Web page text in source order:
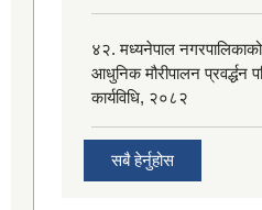
४२. मध्यनेपाल
आधुनिक मौरीपालन प्रवर्द्धन
कार्यविधि, २०८२
सबै हेर्नुहोस